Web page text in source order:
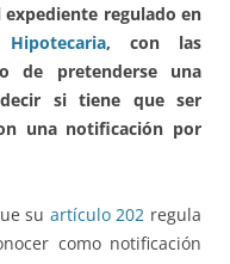
regulado en
, con las
de pretenderse una
si tiene que ser
una notificación por
su artículo 202 regula
como notificación